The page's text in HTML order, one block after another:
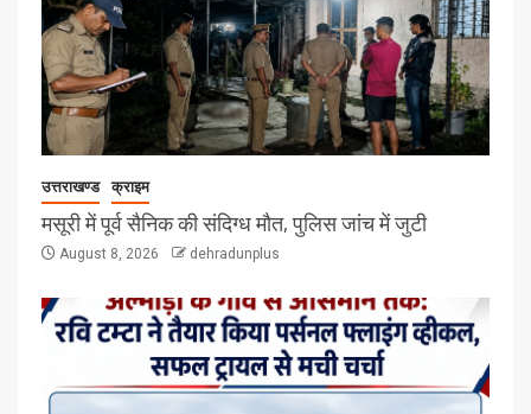
उत्तराखण्ड क्राइम
मसूरी में पूर्व सैनिक की संदिग्ध मौत, पुलिस जांच में जुटी
August 8, 2026 dehradunplus